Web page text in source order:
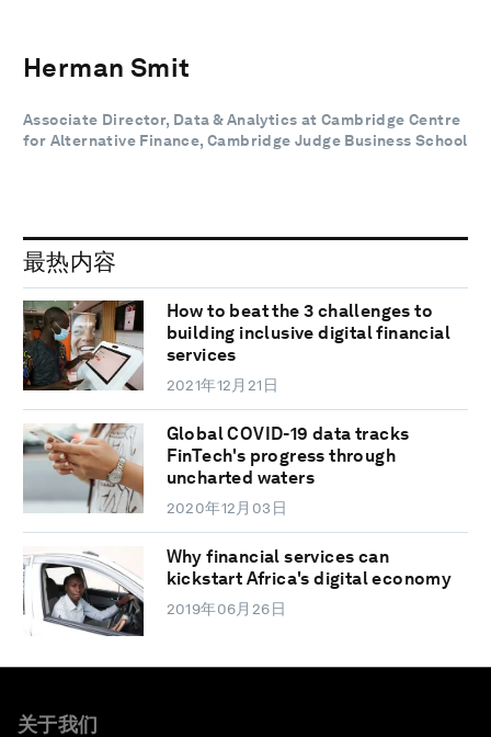
Herman Smit
Associate Director, Data & Analytics at Cambridge Centre
for Alternative Finance, Cambridge Judge Business School
最热内容
How to beat the 3 challenges to
building inclusive digital financial
services
2021年12月21日
Global COVID-19 data tracks
FinTech's progress through
uncharted waters
2020年12月03日
Why financial services can
kickstart Africa's digital economy
2019年06月26日
关于我们